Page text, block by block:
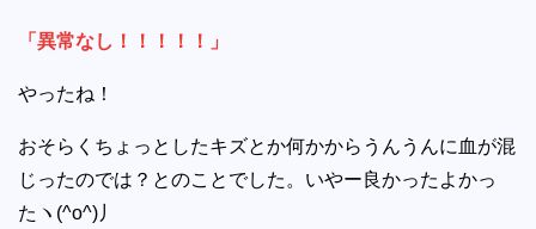
「異常なし！！！！！」
やったね！
おそらくちょっとしたキズとか何かからうんうんに血が混
じったのでは？とのことでした。いやー良かったよかっ
たヽ(^o^)丿